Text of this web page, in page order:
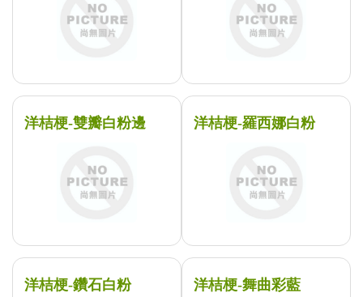
洋桔梗-雙瓣白粉邊 洋桔梗-羅西娜白粉
洋桔梗-鑽石白粉 洋桔梗-舞曲彩藍